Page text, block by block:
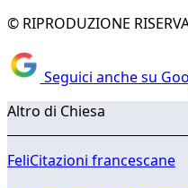
© RIPRODUZIONE
Seguici anche su
Altro di Chiesa
FeliCitazioni francescane